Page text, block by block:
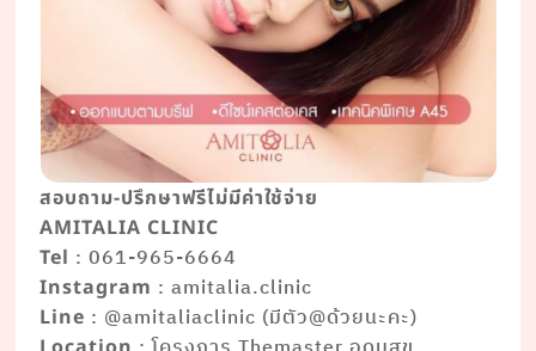
สอบถาม-ปรึกษาฟรีไม่มีค่าใช้จ่าย
AMITALIA CLINIC
Tel : 061-965-6664
Instagram : amitalia.clinic
Line : @amitaliaclinic (มีตัว@ด้วยนะคะ)